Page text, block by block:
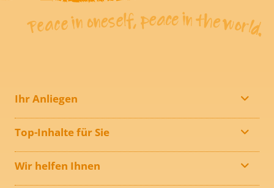
Ihr Anliegen
Top-Inhalte für Sie
Wir helfen Ihnen